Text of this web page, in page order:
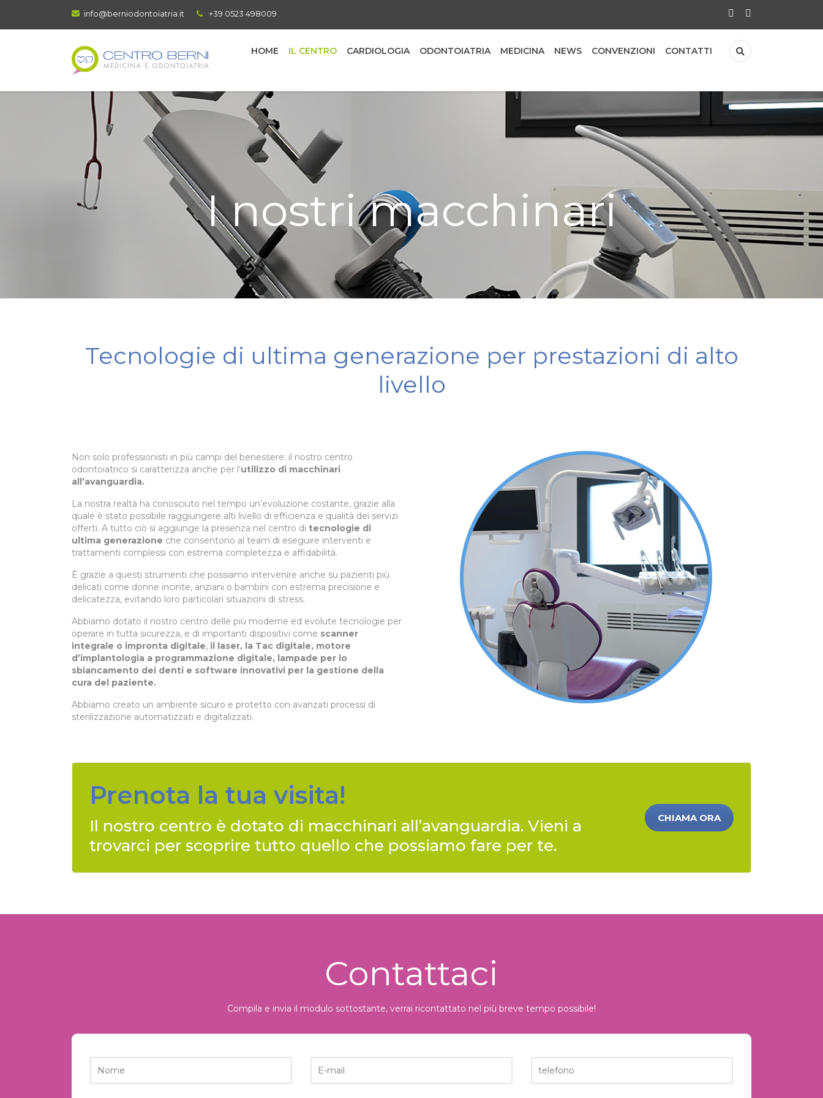
info@berniodontoiatria.it +39 0523 498009
HOME IL CENTRO CARDIOLOGIA ODONTOIATRIA MEDICINA NEWS CONVENZIONI CONTATTI
I nostri macchinari
Tecnologie di ultima generazione per prestazioni di alto
livello
Non solo professionisti in più campi del benessere: il nostro centro
odontoiatrico si caratterizza anche per l’utilizzo di macchinari
all’avanguardia.
La nostra realtà ha conosciuto nel tempo un’evoluzione costante, grazie alla
quale è stato possibile raggiungere alti livello di efficienza e qualità dei servizi
offerti. A tutto ciò si aggiunge la presenza nel centro di tecnologie di
ultima generazione che consentono al team di eseguire interventi e
trattamenti complessi con estrema completezza e affidabilità.
È grazie a questi strumenti che possiamo intervenire anche su pazienti più
delicati come donne incinte, anziani o bambini con estrema precisione e
delicatezza, evitando loro particolari situazioni di stress.
Abbiamo dotato il nostro centro delle più moderne ed evolute tecnologie per
operare in tutta sicurezza, e di importanti dispositivi come scanner
integrale o impronta digitale, il laser, la Tac digitale, motore
d’implantologia a programmazione digitale, lampade per lo
sbiancamento dei denti e software innovativi per la gestione della
cura del paziente.
Abbiamo creato un ambiente sicuro e protetto con avanzati processi di
sterilizzazione automatizzati e digitalizzati.
Prenota la tua visita!
Il nostro centro è dotato di macchinari all’avanguardia. Vieni a
trovarci per scoprire tutto quello che possiamo fare per te.
CHIAMA ORA
Contattaci
Compila e invia il modulo sottostante, verrai ricontattato nel più breve tempo possibile!